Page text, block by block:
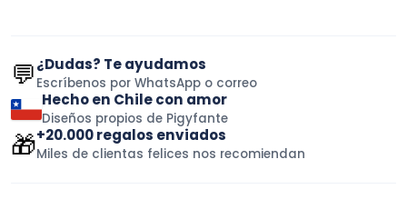
💬¿Dudas? Te ayudamos
Escríbenos por WhatsApp o correo
Hecho en Chile con amor
Diseños propios de Pigyfante
🎁+20.000 regalos enviados
Miles de clientas felices nos recomiendan